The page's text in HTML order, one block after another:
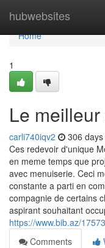
hubwebsites
Home
Home
1
Le
carli740iqv2 306
Ces redevoir d'unique
en meme temps que
avec menuiserie. Ceci
constante a parti en
compagnie de certains
aspirant souhaitant
https://www.bib.az/
Comments